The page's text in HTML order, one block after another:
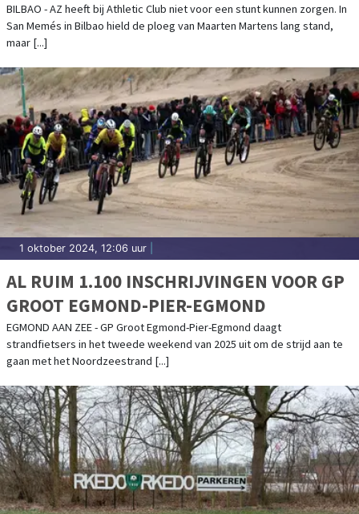
BILBAO - AZ heeft bij Athletic Club niet voor een stunt kunnen zorgen. In
San Memés in Bilbao hield de ploeg van Maarten Martens lang stand,
maar [...]
1 oktober 2024, 12:06 uur
AL RUIM 1.100 INSCHRIJVINGEN VOOR GP
GROOT EGMOND-PIER-EGMOND
EGMOND AAN ZEE - GP Groot Egmond-Pier-Egmond daagt
strandfietsers in het tweede weekend van 2025 uit om de strijd aan te
gaan met het Noordzeestrand [...]